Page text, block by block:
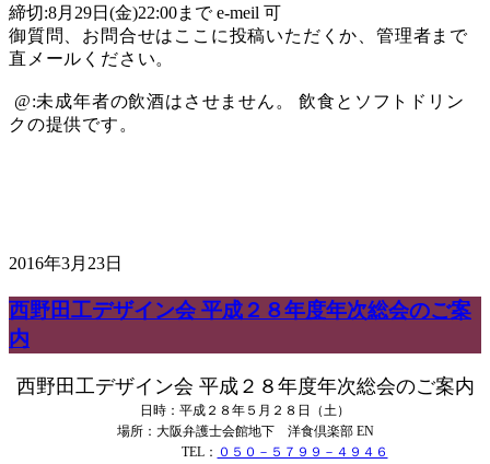
締切:8月29日(金)22:00まで e-meil 可
御質問、お問合せはここに投稿いただくか、管理者まで
直メールください。
@:未成年者の飲酒はさせません。 飲食とソフトドリン
クの提供です。
2016年3月23日
西野田工デザイン会 平成２８年度年次総会のご案
内
西野田工デザイン会 平成２８年度年次総会のご案内
日時：平成２８年５月２８日（土）
場所：大阪弁護士会館地下 洋食倶楽部 EN
TEL： ０５０－５７９９－４９４６